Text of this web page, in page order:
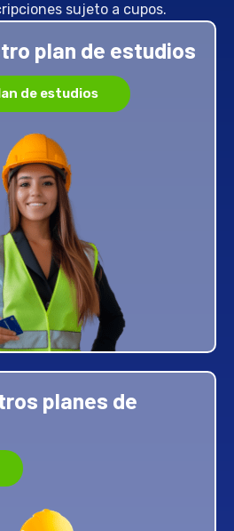
sujeto a cupos.
plan de estudios
de estudios
planes de